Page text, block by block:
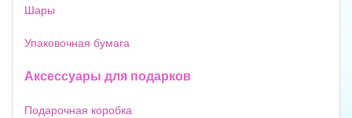
Шары
Упаковочная бумага
Аксессуары для подарков
Подарочная коробка